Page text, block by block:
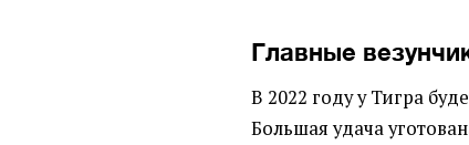
Главные
В 2022 году у Тигра
Большая удача